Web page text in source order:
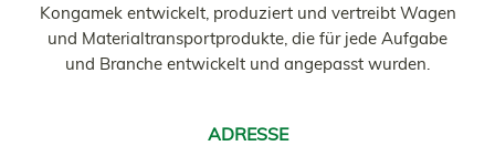
Kongamek entwickelt, produziert und vertreibt Wagen
und Materialtransportprodukte, die für jede Aufgabe
und Branche entwickelt und angepasst wurden.
ADRESSE